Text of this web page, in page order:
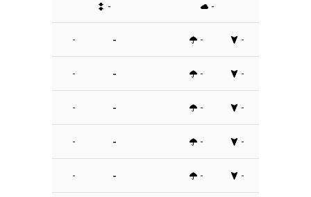
-
-
- - - -
- - - -
- - - -
- - - -
- - - -